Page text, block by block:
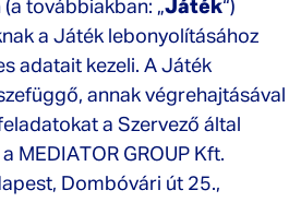
továbbiakban: „Játék“)
a Játék lebonyolításához
adatait kezeli. A Játék
annak végrehajtásával
a Szervező által
MEDIATOR GROUP Kft.
Dombóvári út 25.,